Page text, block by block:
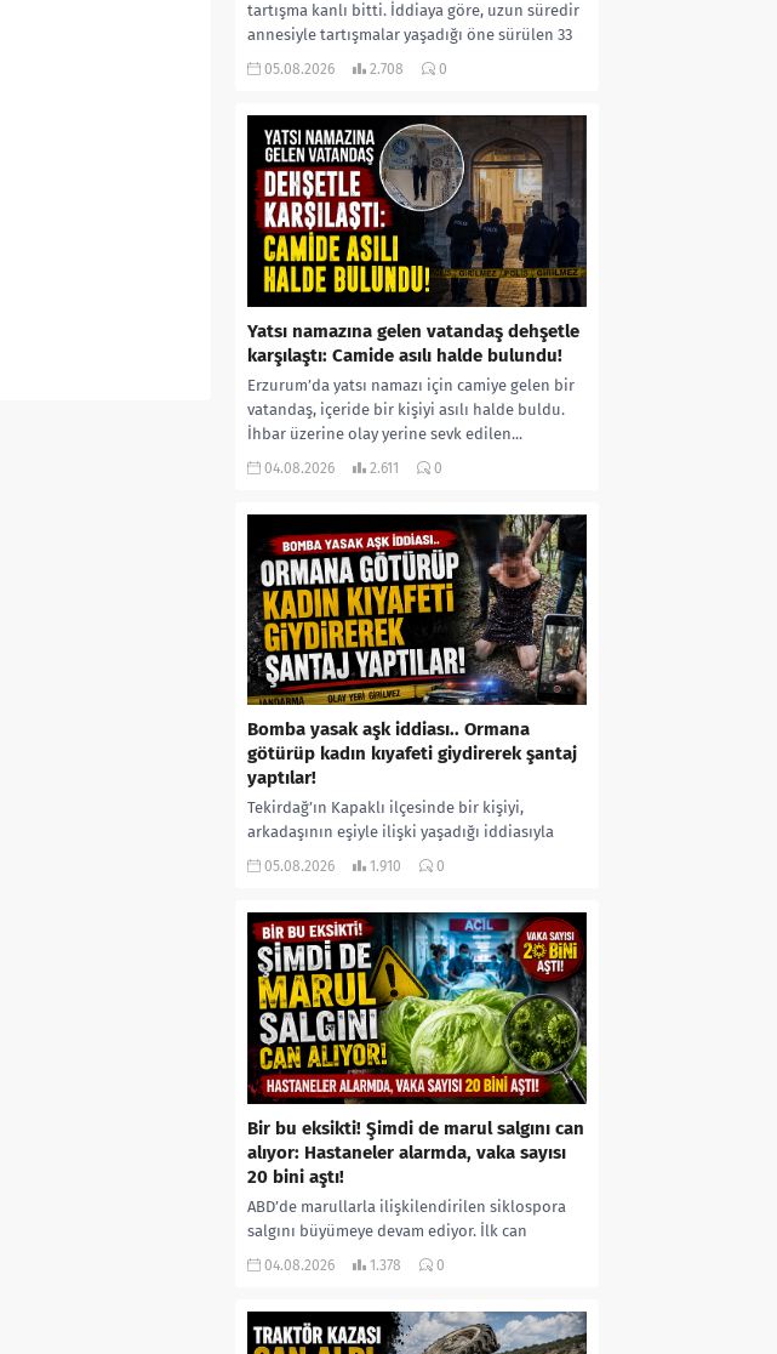
tartışma kanlı bitti. İddiaya göre, uzun süredir
annesiyle tartışmalar yaşadığı öne sürülen 33
yaşındaki...
05.08.2026 2.708 0
Yatsı namazına gelen vatandaş dehşetle
karşılaştı: Camide asılı halde bulundu!
Erzurum’da yatsı namazı için camiye gelen bir
vatandaş, içeride bir kişiyi asılı halde buldu.
İhbar üzerine olay yerine sevk edilen...
04.08.2026 2.611 0
Bomba yasak aşk iddiası.. Ormana
götürüp kadın kıyafeti giydirerek şantaj
yaptılar!
Tekirdağ’ın Kapaklı ilçesinde bir kişiyi,
arkadaşının eşiyle ilişki yaşadığı iddiasıyla
ormanlık alana götürerek zorla kadın
05.08.2026 1.910 0
Bir bu eksikti! Şimdi de marul salgını can
alıyor: Hastaneler alarmda, vaka sayısı
20 bini aştı!
ABD’de marullarla ilişkilendirilen siklospora
salgını büyümeye devam ediyor. İlk can
kayıplarının yaşandığı salgında vaka sayısının
04.08.2026 1.378 0